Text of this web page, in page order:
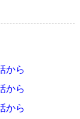
から
から
から